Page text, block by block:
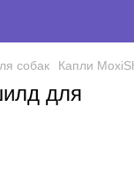
собак Капли
для